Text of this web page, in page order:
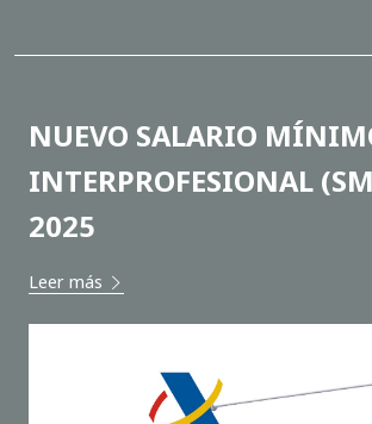
NUEVO SALARIO
INTERPROFESIONAL
2025
Leer más